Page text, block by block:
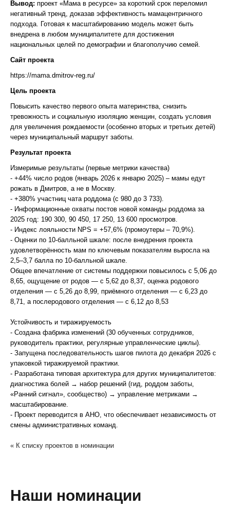
Вывод: проект «Мама в ресурсе» за короткий срок переломил
негативный тренд, доказав эффективность мамацентричного
подхода. Готовая к масштабированию модель может быть
внедрена в любом муниципалитете для достижения
национальных целей по демографии и благополучию семей.
Сайт проекта
https://mama.dmitrov-reg.ru/
Цель проекта
Повысить качество первого опыта материнства, снизить
тревожность и социальную изоляцию женщин, создать условия
для увеличения рождаемости (особенно вторых и третьих детей)
через муниципальный маршрут заботы.
Результат проекта
Измеримые результаты (первые метрики качества)
- +44% число родов (январь 2026 к январю 2025) – мамы едут
рожать в Дмитров, а не в Москву.
- +380% участниц чата роддома (с 980 до 3 733).
- Информационные охваты постов новой команды роддома за
2025 год: 190 300, 90 450, 17 250, 13 600 просмотров.
- Индекс лояльности NPS = +57,6% (промоутеры – 70,9%).
- Оценки по 10-балльной шкале: после внедрения проекта
удовлетворённость мам по ключевым показателям выросла на
2,5–3,7 балла по 10-балльной шкале.
Общее впечатление от системы поддержки повысилось с 5,06 до
8,65, ощущение от родов — с 5,62 до 8,37, оценка родового
отделения — с 5,26 до 8,99, приёмного отделения — с 6,23 до
8,71, а послеродового отделения — с 6,12 до 8,53
Устойчивость и тиражируемость
- Создана фабрика изменений (30 обученных сотрудников,
руководитель практики, регулярные управленческие циклы).
- Запущена последовательность шагов пилота до декабря 2026 с
упаковкой тиражируемой практики.
- Разработана типовая архитектура для других муниципалитетов:
диагностика болей → набор решений (гид, роддом заботы,
«Ранний сигнал», сообщество) → управление метриками →
масштабирование.
- Проект переводится в АНО, что обеспечивает независимость от
смены административных команд.
« К списку проектов в номинации
Наши номинации